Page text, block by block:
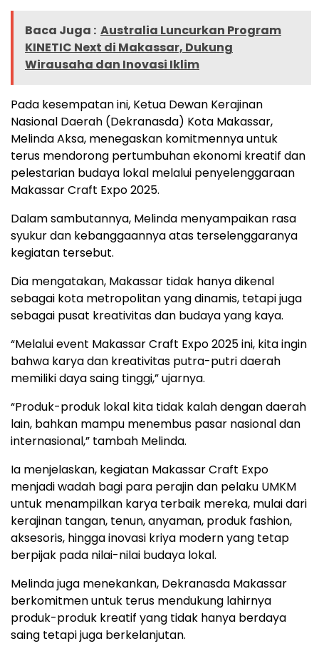
Baca Juga : Australia Luncurkan Program
KINETIC Next di Makassar, Dukung
Wirausaha dan Inovasi Iklim
Pada kesempatan ini, Ketua Dewan Kerajinan
Nasional Daerah (Dekranasda) Kota Makassar,
Melinda Aksa, menegaskan komitmennya untuk
terus mendorong pertumbuhan ekonomi kreatif dan
pelestarian budaya lokal melalui penyelenggaraan
Makassar Craft Expo 2025.
Dalam sambutannya, Melinda menyampaikan rasa
syukur dan kebanggaannya atas terselenggaranya
kegiatan tersebut.
Dia mengatakan, Makassar tidak hanya dikenal
sebagai kota metropolitan yang dinamis, tetapi juga
sebagai pusat kreativitas dan budaya yang kaya.
“Melalui event Makassar Craft Expo 2025 ini, kita ingin
bahwa karya dan kreativitas putra-putri daerah
memiliki daya saing tinggi,” ujarnya.
“Produk-produk lokal kita tidak kalah dengan daerah
lain, bahkan mampu menembus pasar nasional dan
internasional,” tambah Melinda.
Ia menjelaskan, kegiatan Makassar Craft Expo
menjadi wadah bagi para perajin dan pelaku UMKM
untuk menampilkan karya terbaik mereka, mulai dari
kerajinan tangan, tenun, anyaman, produk fashion,
aksesoris, hingga inovasi kriya modern yang tetap
berpijak pada nilai-nilai budaya lokal.
Melinda juga menekankan, Dekranasda Makassar
berkomitmen untuk terus mendukung lahirnya
produk-produk kreatif yang tidak hanya berdaya
saing tetapi juga berkelanjutan.